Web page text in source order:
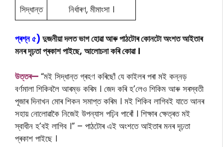
সিদ্ধান্ত
নিৰ্ধাৰণ, মীমাংসা ।
প্ৰশ্ন ৫) দুজনীয়া দলত ভাগ হোৱা আৰু পাঠটোৰ কোনটো অংশত আইতাৰ
মনৰ দৃঢ়তা প্ৰকাশ পাইছে, আলোচনা কৰি কোৱা ।
উত্তৰ— “মই সিদ্ধান্ত গ্ৰহণ কৰিছোঁ যে কাইলৰ পৰা মই কন্নড়
বৰ্ণমালা শিকিবলৈ আৰম্ভ কৰিম । জেদ কৰি হ’লেও শিকিম আৰু সৰস্বতী
পূজাৰ দিনাখন মোৰ শিকন সমাপ্ত কৰিম । মই শিকিব লাগিবই যাতে আনৰ
সহায় নোলোৱাকৈ নিজেই উপন্যাস পঢ়িব পাৰোঁ । শিক্ষাৰ ক্ষেত্ৰত মই
স্বাধীন হ’বই লাগিব ।” – পাঠটোৰ এই অংশতে আইতাৰ মনৰ দৃঢ়তা
প্ৰকাশ পাইছে ।